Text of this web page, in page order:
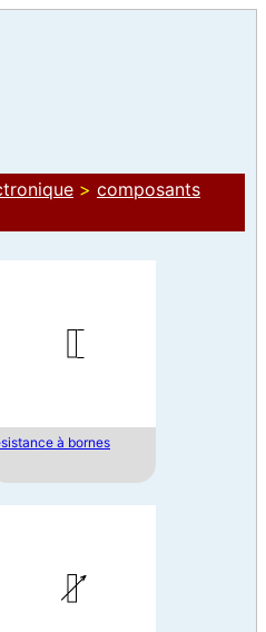
> composants
à bornes